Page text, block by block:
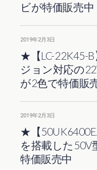
ビが特価販売中
2019年2月3日
★【LC-22K45-
ジョン対応の
が2色で特価販
2019年2月3日
★【
を搭載した50V
特価販売中